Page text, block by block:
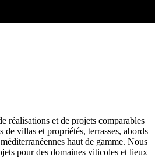
réalisations et de projets comparables
de villas et propriétés, terrasses, abords
haut de gamme. Nous
pour des domaines viticoles et lieux